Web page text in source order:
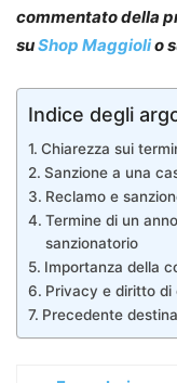
commentato della
suShop Maggiolio
Indice degli
Chiarezza sui
Sanzione a una
Reclamo e
Termine di un
sanzionatorio
Importanza della
Privacy e diritto di
Precedente